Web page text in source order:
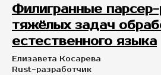
Филигранные
тяжёлых задач
естественного языка
Елизавета Косарева
Rust-разработчик